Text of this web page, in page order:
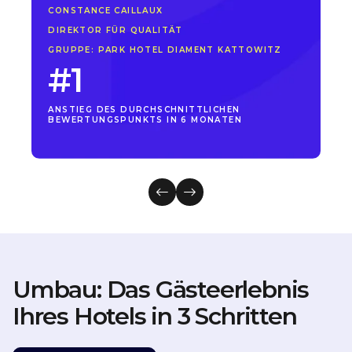
CONSTANCE CAILLAUX
DIREKTOR FÜR QUALITÄT
GRUPPE: PARK HOTEL DIAMENT KATTOWITZ
#1
ANSTIEG DES DURCHSCHNITTLICHEN
BEWERTUNGSPUNKTS IN 6 MONATEN
Umbau: Das Gästeerlebnis
Ihres Hotels in 3 Schritten